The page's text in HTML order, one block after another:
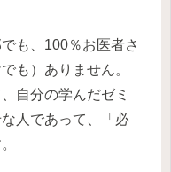
も、100％お医者さ
も）ありません。
自分の学んだゼミ
人であって、「必